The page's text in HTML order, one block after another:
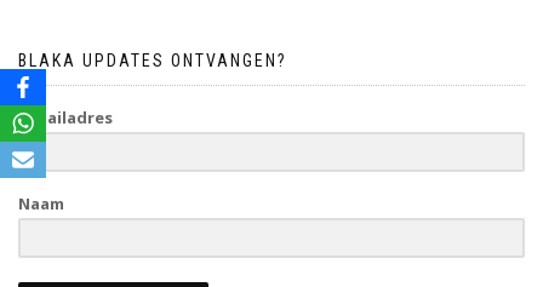
BLAKA UPDATES ONTVANGEN?
E-mailadres
Naam